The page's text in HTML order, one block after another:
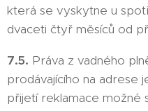
která se vyskytne u
dvaceti čtyř měsíců od
7.5. Práva z vadného
prodávajícího na adrese
přijetí reklamace možné